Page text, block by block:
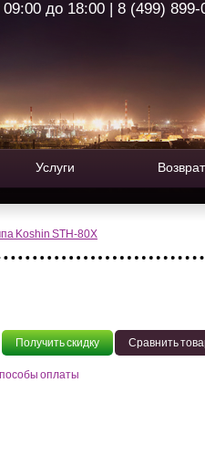
до 18:00 | 8 (499) 899-
Услуги
Koshin SТH-80X
Получить скидку Сравнить
оплаты